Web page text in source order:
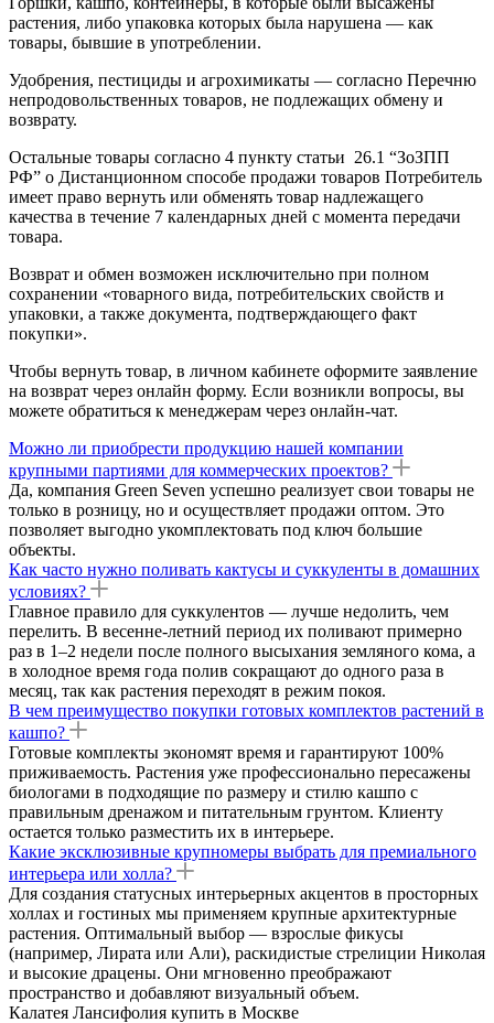
растения, либо упаковка которых была нарушена — как
товары, бывшие в употреблении.
Удобрения, пестициды и агрохимикаты — согласно Перечню
непродовольственных товаров, не подлежащих обмену и
возврату.
Остальные товары согласно 4 пункту статьи 26.1 “ЗоЗПП
РФ” о Дистанционном способе продажи товаров Потребитель
имеет право вернуть или обменять товар надлежащего
качества в течение 7 календарных дней с момента передачи
товара.
Возврат и обмен возможен исключительно при полном
сохранении «товарного вида, потребительских свойств и
упаковки, а также документа, подтверждающего факт
покупки».
Чтобы вернуть товар, в личном кабинете оформите заявление
на возврат через онлайн форму. Если возникли вопросы, вы
можете обратиться к менеджерам через онлайн-чат.
Можно ли приобрести продукцию нашей компании
крупными партиями для коммерческих проектов?
Да, компания Green Seven успешно реализует свои товары не
только в розницу, но и осуществляет продажи оптом. Это
позволяет выгодно укомплектовать под ключ большие
объекты.
Как часто нужно поливать кактусы и суккуленты в домашних
условиях?
Главное правило для суккулентов — лучше недолить, чем
перелить. В весенне-летний период их поливают примерно
раз в 1–2 недели после полного высыхания земляного кома, а
в холодное время года полив сокращают до одного раза в
месяц, так как растения переходят в режим покоя.
В чем преимущество покупки готовых комплектов растений в
кашпо?
Готовые комплекты экономят время и гарантируют 100%
приживаемость. Растения уже профессионально пересажены
биологами в подходящие по размеру и стилю кашпо с
правильным дренажом и питательным грунтом. Клиенту
остается только разместить их в интерьере.
Какие эксклюзивные крупномеры выбрать для премиального
интерьера или холла?
Для создания статусных интерьерных акцентов в просторных
холлах и гостиных мы применяем крупные архитектурные
растения. Оптимальный выбор — взрослые фикусы
(например, Лирата или Али), раскидистые стрелиции Николая
и высокие драцены. Они мгновенно преображают
пространство и добавляют визуальный объем.
Калатея Лансифолия купить в Москве